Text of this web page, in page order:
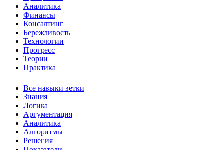
Аналитика
Финансы
Консалтинг
Бережливость
Технологии
Прогресс
Теории
Практика
Все навыки ветки
Знания
Логика
Аргументация
Аналитика
Алгоритмы
Решения